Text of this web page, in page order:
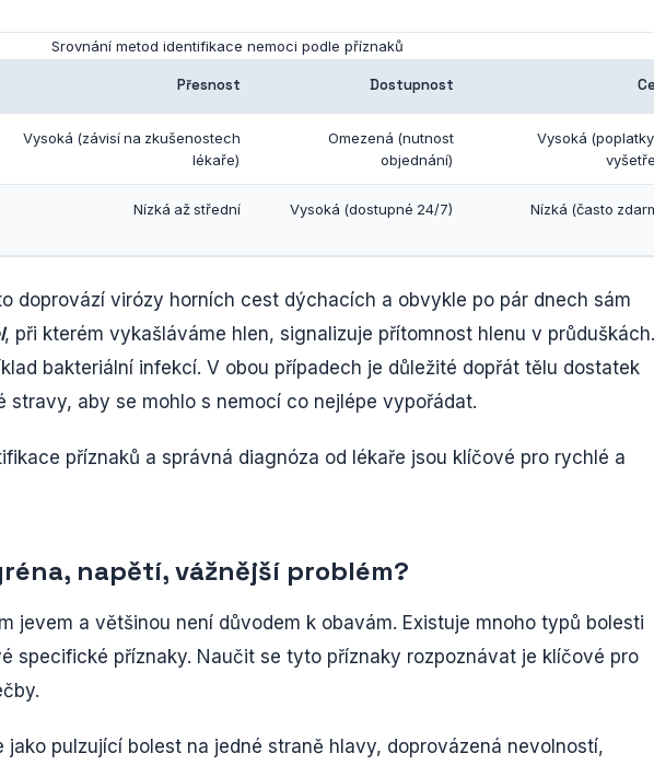
Srovnání metod identifikace nemoci podle příznaků
Přesnost Dostupnost
Vysoká (závisí na zkušenostech
lékaře)
Omezená (nutnost
objednání)
Vysoká
Nízká až střední Vysoká (dostupné 24/7) Nízká (často
doprovází virózy horních cest dýchacích a obvykle po pár dnech sám
, při kterém vykašláváme hlen, signalizuje přítomnost hlenu v
bakteriální infekcí. V obou případech je důležité dopřát tělu dostatek
stravy, aby se mohlo s nemocí co nejlépe vypořádat.
příznaků a správná diagnóza od lékaře jsou klíčové pro rychlé a
napětí, vážnější problém?
jevem a většinou není důvodem k obavám. Existuje mnoho typů bolesti
specifické příznaky. Naučit se tyto příznaky rozpoznávat je klíčové pro
pulzující bolest na jedné straně hlavy, doprovázená nevolností,